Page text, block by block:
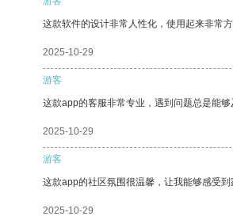
这款软件的设计非常人性化，使用起来非常方
2025-10-29
游客
这款app的客服非常专业，遇到问题总是能够
2025-10-29
游客
这款app的社区氛围很温馨，让我能够感受到
2025-10-29